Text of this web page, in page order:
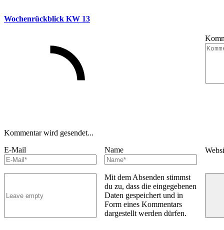
Wochenrückblick KW 13
Kommentar wird gesendet...
E-Mail Name
Mit dem Absenden stimmst
du zu, dass die eingegebenen
Daten gespeichert und in
Form eines Kommentars
dargestellt werden dürfen.